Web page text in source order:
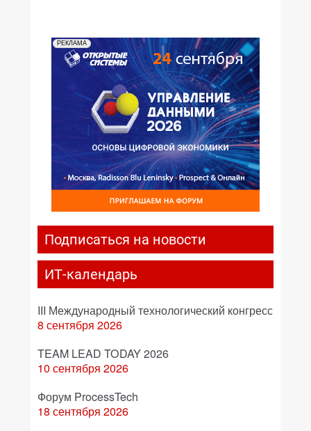
РЕКЛАМА
Подписаться на новости
ИТ-календарь
III Международный технологический конгресс
8 сентября 2026
TEAM LEAD TODAY 2026
10 сентября 2026
Форум ProcessTech
18 сентября 2026